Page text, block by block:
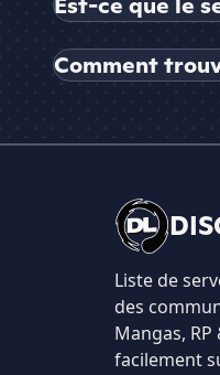
Est-ce que le
Comment
Liste de
des
Mangas,
facilement